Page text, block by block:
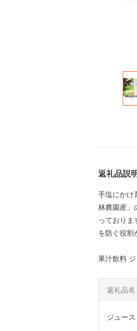
返礼品説
手塩にかけ
林農園産」
っておりま
を防ぐ役割
果汁飲料 ジ
返礼品名
ジュー